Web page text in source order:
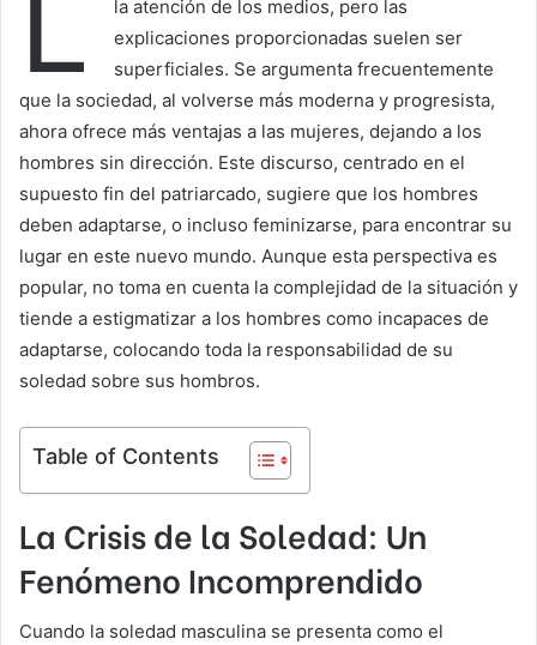
la atención de los medios, pero las
explicaciones proporcionadas suelen ser
superficiales. Se argumenta frecuentemente
que la sociedad, al volverse más moderna y progresista,
ahora ofrece más ventajas a las mujeres, dejando a los
hombres sin dirección. Este discurso, centrado en el
supuesto fin del patriarcado, sugiere que los hombres
deben adaptarse, o incluso feminizarse, para encontrar su
lugar en este nuevo mundo. Aunque esta perspectiva es
popular, no toma en cuenta la complejidad de la situación y
tiende a estigmatizar a los hombres como incapaces de
adaptarse, colocando toda la responsabilidad de su
soledad sobre sus hombros.
Table of Contents
La Crisis de la Soledad: Un
Fenómeno Incomprendido
Cuando la soledad masculina se presenta como el